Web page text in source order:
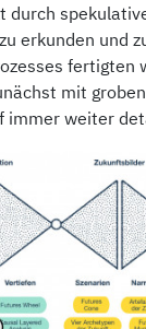
durch
erkunden und
mit
immer weiter